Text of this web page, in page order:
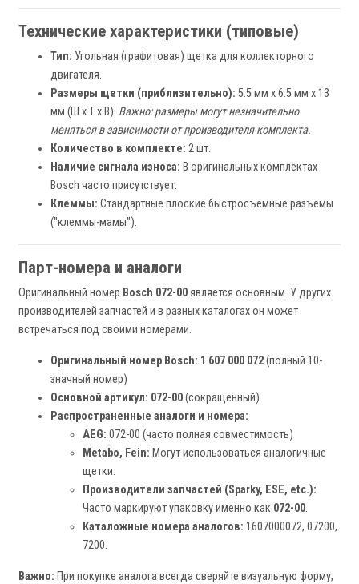
Технические характеристики (типовые)
Тип: Угольная (графитовая) щетка для коллекторного
двигателя.
Размеры щетки (приблизительно): 5.5 мм x 6.5 мм x 13
мм (Ш x Т x В). Важно: размеры могут незначительно
меняться в зависимости от производителя комплекта.
Количество в комплекте: 2 шт.
Наличие сигнала износа: В оригинальных комплектах
Bosch часто присутствует.
Клеммы: Стандартные плоские быстросъемные разъемы
("клеммы-мамы").
Парт-номера и аналоги
Оригинальный номер Bosch 072-00является основным. У других
производителей запчастей и в разных каталогах он может
встречаться под своими номерами.
Оригинальный номер Bosch: 1 607 000 072(полный 10-
значный номер)
Основной артикул: 072-00(сокращенный)
Распространенные аналоги и номера:
AEG: 072-00 (часто полная совместимость)
Metabo, Fein: Могут использоваться аналогичные
щетки.
Производители запчастей (Sparky, ESE, etc.):
Часто маркируют упаковку именно как 072-00.
Каталожные номера аналогов: 1607000072, 07200,
7200.
Важно: При покупке аналога всегда сверяйте визуальную форму,